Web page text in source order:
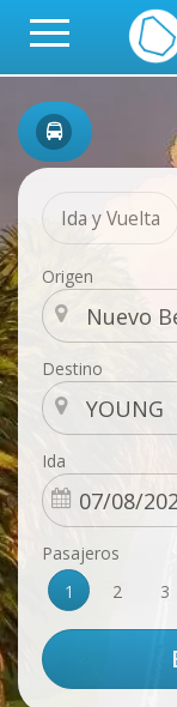
Ida y Vuelta
Origen
Destino
Ida
Pasajeros
1
2 3